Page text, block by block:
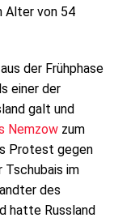
Alter von 54
der Frühphase
einer der
galt und
Nemzow zum
Protest gegen
Tschubais im
des
hatte Russland